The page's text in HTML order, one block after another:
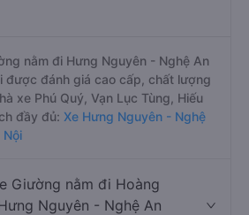
nằm đi Hưng Nguyên - Nghệ An
được đánh giá cao cấp, chất lượng
xe Phú Quý, Vạn Lục Tùng, Hiếu
đầy đủ: Xe Hưng Nguyên - Nghệ
Nội
Giường nằm đi Hoàng
Nguyên - Nghệ An